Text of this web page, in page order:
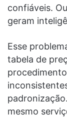
confiáveis.
geram
Esse
tabela de
mesmo